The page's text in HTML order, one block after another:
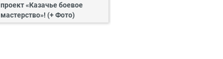
проект «Казачье боевое
мастерство»! (+ Фото)